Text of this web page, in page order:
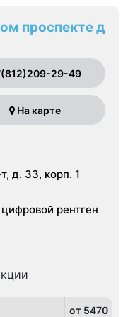
проспекте д
29-49
На карте
д. 33, корп. 1
рентген
от 5470